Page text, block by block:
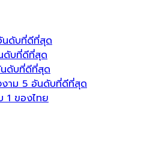
นดับที่ดีที่สุด
ดับที่ดีที่สุด
นดับที่ดีที่สุด
งาม 5 อันดับที่ดีที่สุด
1 ของไทย